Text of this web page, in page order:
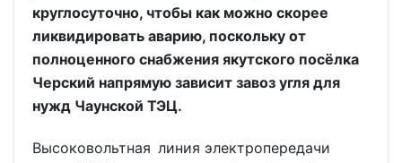
круглосуточно, чтобы как можно скорее
ликвидировать аварию, поскольку от
полноценного снабжения якутского посёлка
Черский напрямую зависит завоз угля для
нужд Чаунской ТЭЦ.
Высоковольтная линия электропередачи